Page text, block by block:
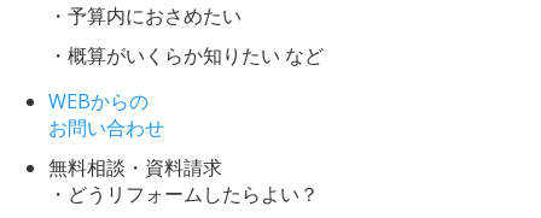
・予算内におさめたい
・概算がいくらか知りたい など
WEBからの
お問い合わせ
無料相談・資料請求
・どうリフォームしたらよい？